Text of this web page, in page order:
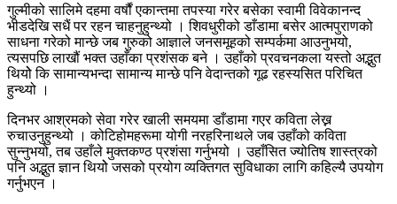
गुल्मीको सालिमे दहमा वर्षौं एकान्तमा तपस्या गरेर बसेका स्वामी विवेकानन्द
भीडदेखि सधैं पर रहन चाहनुहुन्थ्यो । शिवधुरीको डाँडामा बसेर आत्मपुराणको
साधना गरेको मान्छे जब गुरुको आज्ञाले जनसमूहको सम्पर्कमा आउनुभयो,
त्यसपछि लाखौं भक्त उहाँका प्रशंसक बने । उहाँको प्रवचनकला यस्तो अद्भुत
थियोे कि सामान्यभन्दा सामान्य मान्छे पनि वेदान्तको गूढ रहस्यसित परिचित
हुन्थ्यो ।
दिनभर आश्रमको सेवा गरेर खाली समयमा डाँडामा गएर कविता लेख्न
रुचाउनुहुन्थ्यो । कोटिहोमहरूमा योगी नरहरिनाथले जब उहाँको कविता
सुन्नुभयो, तब उहाँले मुक्तकण्ठ प्रशंसा गर्नुभयो । उहाँसित ज्योतिष शास्त्रको
पनि अद्भुत ज्ञान थियोे जसको प्रयोग व्यक्तिगत सुविधाका लागि कहिल्यै उपयोग
गर्नुभएन ।